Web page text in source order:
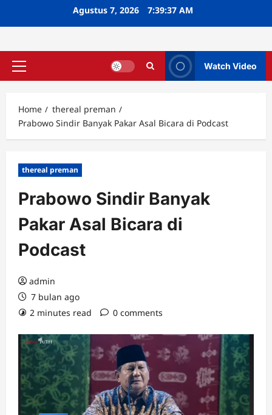
Agustus 7, 2026 7:39:38 AM
Primary
Watch Video
Home
thereal preman
Prabowo Sindir Banyak Pakar Asal Bicara di Podcast
thereal preman
Prabowo Sindir Banyak
Pakar Asal Bicara di
Podcast
admin
7 bulan ago
2 minutes read
0 comments